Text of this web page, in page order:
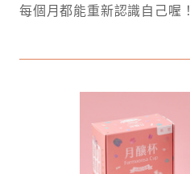
每個月都能重新認識自己喔！